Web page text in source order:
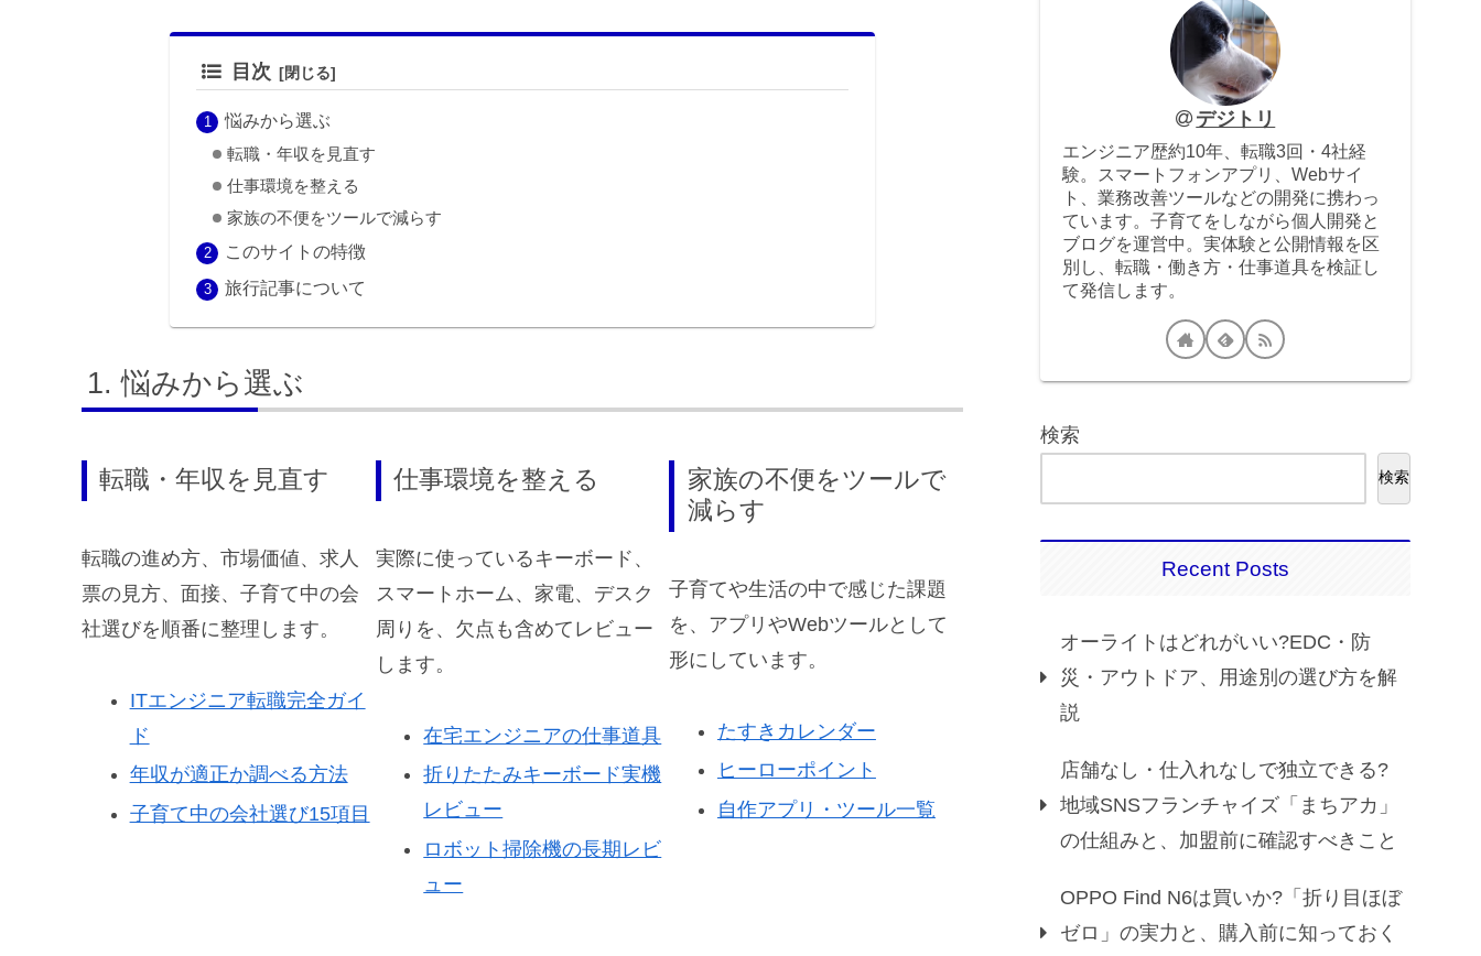
目次
悩みから選ぶ
転職・年収を見直す
仕事環境を整える
家族の不便をツールで減らす
このサイトの特徴
旅行記事について
悩みから選ぶ
転職・年収を見直す
転職の進め方、市場価値、求人
票の見方、面接、子育て中の会
社選びを順番に整理します。
ITエンジニア転職完全ガイ
ド
年収が適正か調べる方法
子育て中の会社選び15項目
仕事環境を整える
実際に使っているキーボード、
スマートホーム、家電、デスク
周りを、欠点も含めてレビュー
します。
在宅エンジニアの仕事道具
折りたたみキーボード実機
レビュー
ロボット掃除機の長期レビ
ュー
家族の不便をツールで
減らす
子育てや生活の中で感じた課題
を、アプリやWebツールとして
形にしています。
たすきカレンダー
ヒーローポイント
自作アプリ・ツール一覧
デジトリ
エンジニア歴約10年、転職3回・4社経
験。スマートフォンアプリ、Webサイ
ト、業務改善ツールなどの開発に携わっ
ています。子育てをしながら個人開発と
ブログを運営中。実体験と公開情報を区
別し、転職・働き方・仕事道具を検証し
て発信します。
検索
検索
Recent Posts
オーライトはどれがいい?EDC・防
災・アウトドア、用途別の選び方を解
説
店舗なし・仕入れなしで独立できる?
地域SNSフランチャイズ「まちアカ」
の仕組みと、加盟前に確認すべきこと
OPPO Find N6は買いか?「折り目ほぼ
ゼロ」の実力と、購入前に知っておく